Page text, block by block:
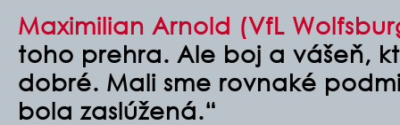
Maximilian Arnold (VfL
toho prehra. Ale boj a vášeň,
dobré. Mali sme rovnaké
bola zaslúžená.“